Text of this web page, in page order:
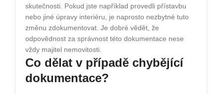
skutečnosti. Pokud jste například provedli přístavbu
nebo jiné úpravy interiéru, je naprosto nezbytné tuto
změnu zdokumentovat. Je dobré vědět, že
odpovědnost za správnost této dokumentace nese
vždy majitel nemovitosti.
Co dělat v případě chybějící
dokumentace?